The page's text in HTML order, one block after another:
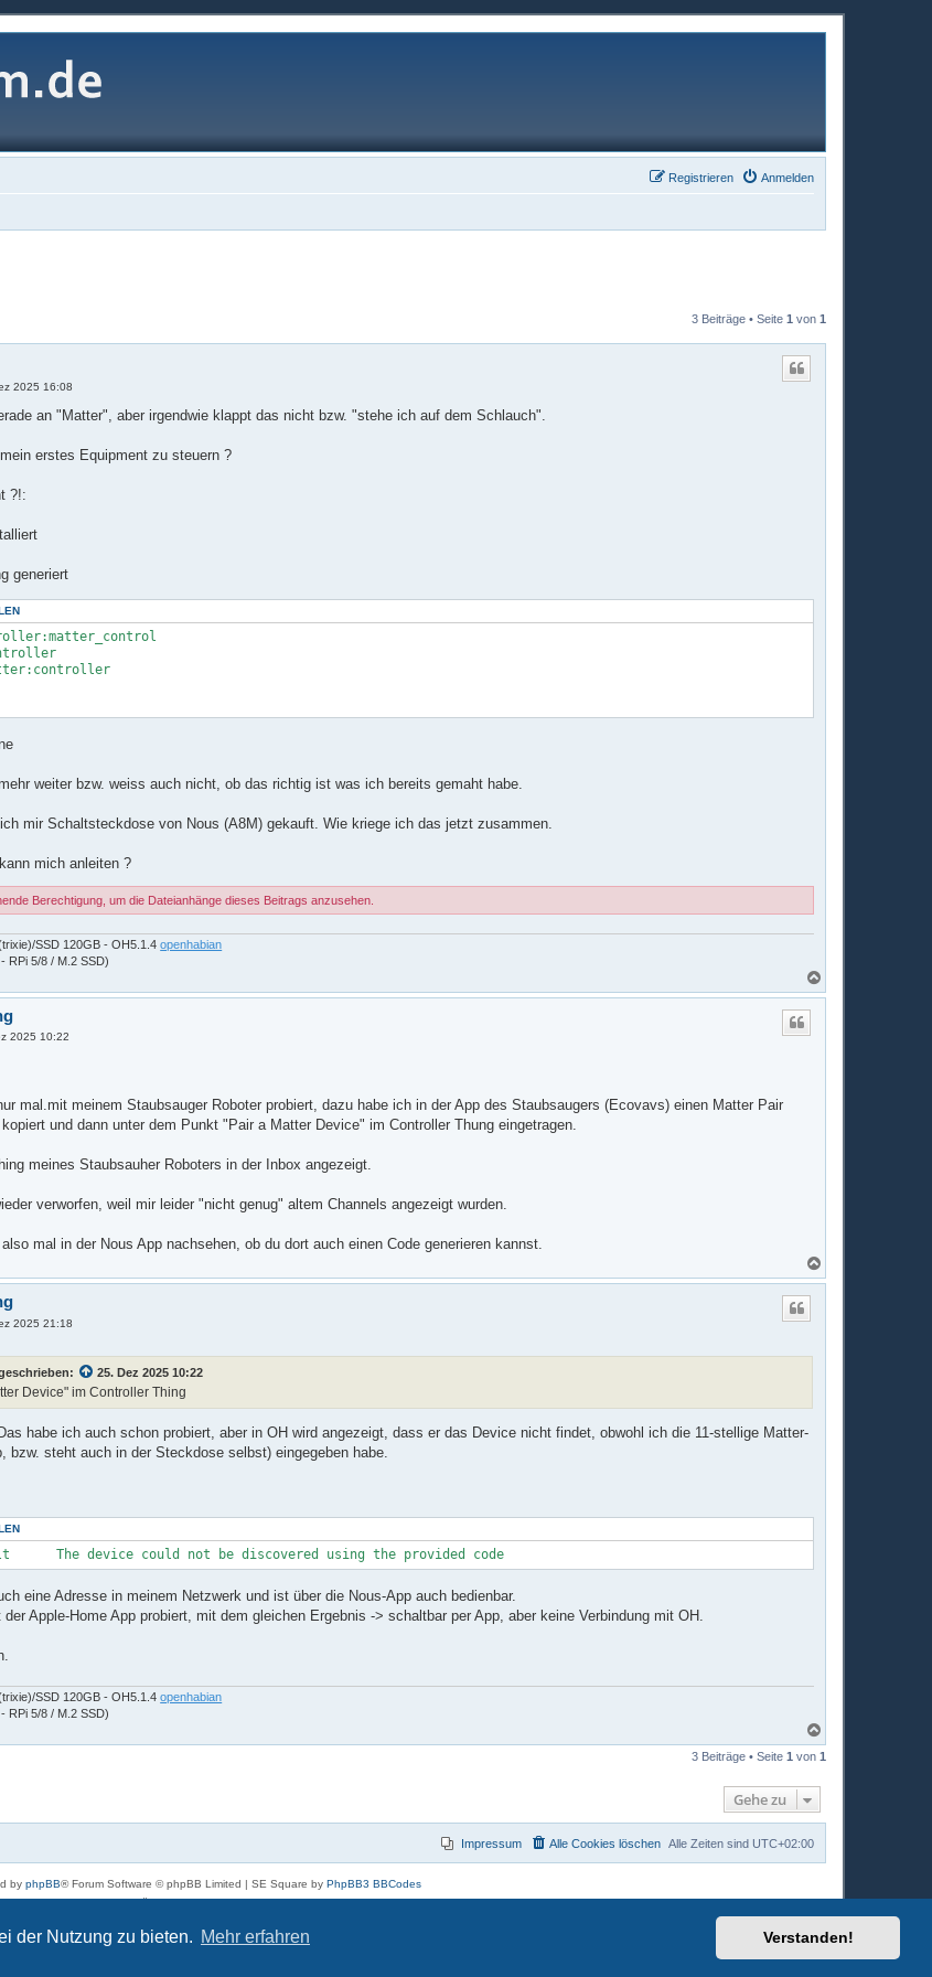
der Nutzung zu bieten. Mehr erfahren Verstanden!
Anmelden
Registrieren
3 Beiträge • Seite 1 von 1
2025 16:08
an "Matter", aber irgendwie klappt das nicht bzw. "stehe ich auf dem Schlauch".
erstes Equipment zu steuern ?
?!:
generiert
weiter bzw. weiss auch nicht, ob das richtig ist was ich bereits gemaht habe.
mir Schaltsteckdose von Nous (A8M) gekauft. Wie kriege ich das jetzt zusammen.
mich anleiten ?
Berechtigung, um die Dateianhänge dieses Beitrags anzusehen.
SSD 120GB - OH5.1.4openhabian
RPi 5/8 / M.2 SSD)
a
2025 10:22
mal.mit meinem Staubsauger Roboter probiert, dazu habe ich in der App des Staubsaugers (Ecovavs) einen Matter Pair
und dann unter dem Punkt "Pair a Matter Device" im Controller Thung eingetragen.
meines Staubsauher Roboters in der Inbox angezeigt.
verworfen, weil mir leider "nicht genug" altem Channels angezeigt wurden.
mal in der Nous App nachsehen, ob du dort auch einen Code generieren kannst.
a
2025 21:18
25. Dez 2025 10:22
Device" im Controller Thing
habe ich auch schon probiert, aber in OH wird angezeigt, dass er das Device nicht findet, obwohl ich die 11-stellige Matter-
bzw. steht auch in der Steckdose selbst) eingegeben habe.
eine Adresse in meinem Netzwerk und ist über die Nous-App auch bedienbar.
der Apple-Home App probiert, mit dem gleichen Ergebnis -> schaltbar per App, aber keine Verbindung mit OH.
SSD 120GB - OH5.1.4openhabian
RPi 5/8 / M.2 SSD)
a
c
e
3 Beiträge • Seite 1 von 1
Gehe zu
Alle Zeiten sind UTC+02:00
Alle Cookies löschen
Impressum
by phpBB® Forum Software © phpBB Limited | SE Square by PhpBB3 BBCodes